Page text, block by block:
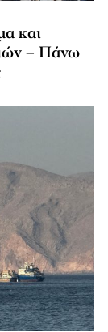
και
– Πάνω